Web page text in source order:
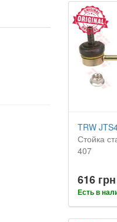
TRW
Стойка
407
616 грн
Есть в